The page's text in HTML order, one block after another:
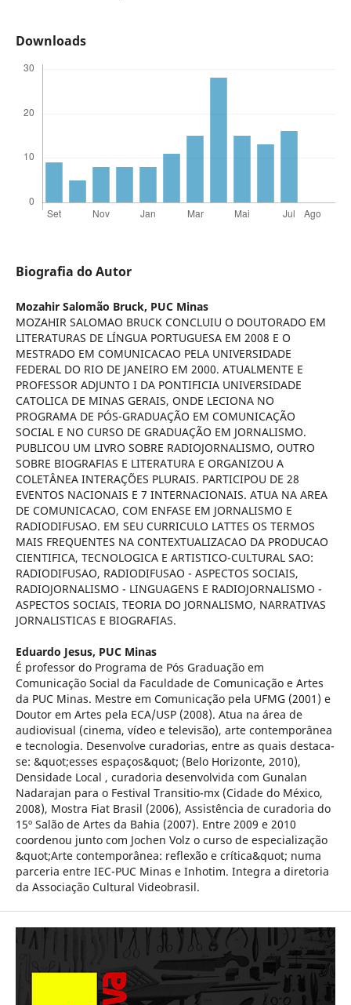
Downloads
Biografia do Autor
Mozahir Salomão Bruck, PUC Minas
MOZAHIR SALOMAO BRUCK CONCLUIU O DOUTORADO EM
LITERATURAS DE LÍNGUA PORTUGUESA EM 2008 E O
MESTRADO EM COMUNICACAO PELA UNIVERSIDADE
FEDERAL DO RIO DE JANEIRO EM 2000. ATUALMENTE E
PROFESSOR ADJUNTO I DA PONTIFICIA UNIVERSIDADE
CATOLICA DE MINAS GERAIS, ONDE LECIONA NO
PROGRAMA DE PÓS-GRADUAÇÃO EM COMUNICAÇÃO
SOCIAL E NO CURSO DE GRADUAÇÃO EM JORNALISMO.
PUBLICOU UM LIVRO SOBRE RADIOJORNALISMO, OUTRO
SOBRE BIOGRAFIAS E LITERATURA E ORGANIZOU A
COLETÂNEA INTERAÇÕES PLURAIS. PARTICIPOU DE 28
EVENTOS NACIONAIS E 7 INTERNACIONAIS. ATUA NA AREA
DE COMUNICACAO, COM ENFASE EM JORNALISMO E
RADIODIFUSAO. EM SEU CURRICULO LATTES OS TERMOS
MAIS FREQUENTES NA CONTEXTUALIZACAO DA PRODUCAO
CIENTIFICA, TECNOLOGICA E ARTISTICO-CULTURAL SAO:
RADIODIFUSAO, RADIODIFUSAO - ASPECTOS SOCIAIS,
RADIOJORNALISMO - LINGUAGENS E RADIOJORNALISMO -
ASPECTOS SOCIAIS, TEORIA DO JORNALISMO, NARRATIVAS
JORNALISTICAS E BIOGRAFIAS.
Eduardo Jesus, PUC Minas
É professor do Programa de Pós Graduação em
Comunicação Social da Faculdade de Comunicação e Artes
da PUC Minas. Mestre em Comunicação pela UFMG (2001) e
Doutor em Artes pela ECA/USP (2008). Atua na área de
audiovisual (cinema, vídeo e televisão), arte contemporânea
e tecnologia. Desenvolve curadorias, entre as quais destaca-
se: &quot;esses espaços&quot; (Belo Horizonte, 2010),
Densidade Local , curadoria desenvolvida com Gunalan
Nadarajan para o Festival Transitio-mx (Cidade do México,
2008), Mostra Fiat Brasil (2006), Assistência de curadoria do
15º Salão de Artes da Bahia (2007). Entre 2009 e 2010
coordenou junto com Jochen Volz o curso de especialização
&quot;Arte contemporânea: reflexão e crítica&quot; numa
parceria entre IEC-PUC Minas e Inhotim. Integra a diretoria
da Associação Cultural Videobrasil.